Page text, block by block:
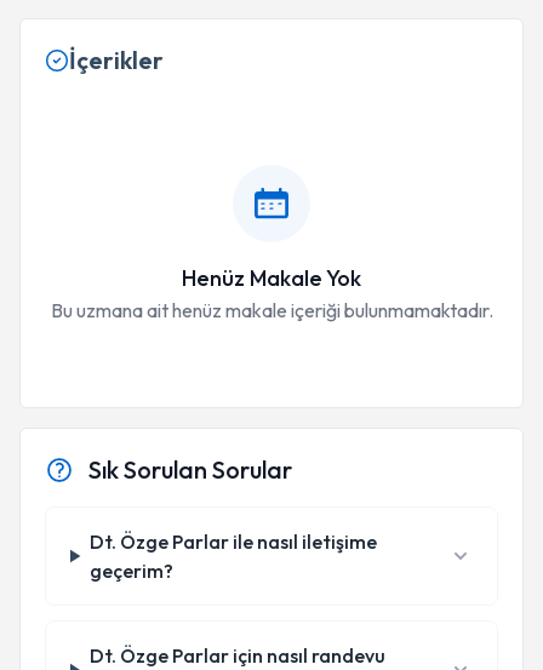
İçerikler
Henüz Makale Yok
Bu uzmana ait henüz makale içeriği bulunmamaktadır.
Sık Sorulan Sorular
Dt. Özge Parlar ile nasıl iletişime
geçerim?
Dt. Özge Parlar için nasıl randevu